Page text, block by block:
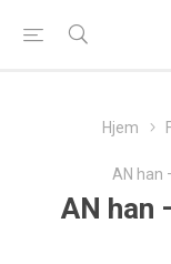
Hjem
AN han
AN han